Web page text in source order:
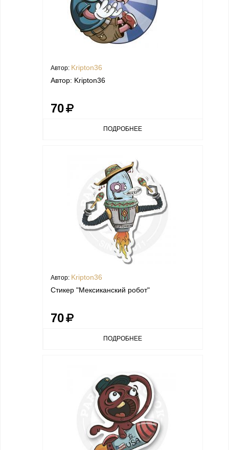
Автор: Kripton36
Автор: Kripton36
70
ПОДРОБНЕЕ
Автор: Kripton36
Стикер "Мексиканский робот"
70
ПОДРОБНЕЕ